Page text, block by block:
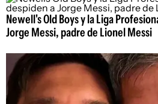
Newell's Old Boys y la Liga
Jorge Messi, padre de Lionel Messi